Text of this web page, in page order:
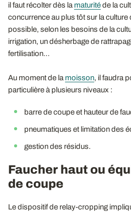
il faut récolter dès la maturitéde la
concurrence au plus tôt sur la culture
possible, selon les besoins de la
irrigation, un désherbage de
fertilisation…
Au moment de la moisson, il faudra
particulière à plusieurs niveaux :
barre de coupe et hauteur de
pneumatiques et limitation des
gestion des résidus.
Faucher haut ou
de coupe
Le dispositif de relay-cropping